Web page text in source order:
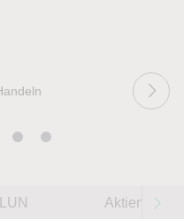
Aktien im